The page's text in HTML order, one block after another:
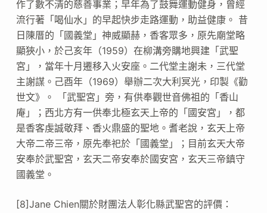
作了數不清的慈善事業；早年為了鼓舞運動健身，曾經
流行著「喝仙水」的早起快步走路運動，助益健康。 昔
日陳厝的「國義堂」神威顯赫，香客眾多，原先廟堂略
顯狹小，於己亥年（1959）在柳溝旁購地興建「武聖
宮」，當年十月遷移入火安座。二代堂主謝未，三代堂
主謝謀。己酉年（1969）舉辦二次大利冥光，印製《勸
世文》。 「武聖宮」旁，有供奉觀世音佛祖的「香山
庵」；西北方有一供奉北極玄天上帝的「國安宮」，都
是香客虔誠敬拜、香火鼎盛的聖地。耆老說，玄天上帝
大帝二帝三帝，原先奉祀於「國義堂」；目前玄天大帝
安奉於武聖宮，玄天二帝安奉於國安宮，玄天三帝鎮守
國義堂。
[8]Jane Chien關於財團法人彰化縣武聖宮的評價：